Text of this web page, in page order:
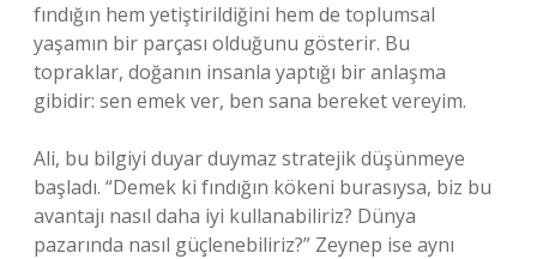
fındığın hem yetiştirildiğini hem de toplumsal
yaşamın bir parçası olduğunu gösterir. Bu
topraklar, doğanın insanla yaptığı bir anlaşma
gibidir: sen emek ver, ben sana bereket vereyim.
Ali, bu bilgiyi duyar duymaz stratejik düşünmeye
başladı. “Demek ki fındığın kökeni burasıysa, biz bu
avantajı nasıl daha iyi kullanabiliriz? Dünya
pazarında nasıl güçlenebiliriz?” Zeynep ise aynı